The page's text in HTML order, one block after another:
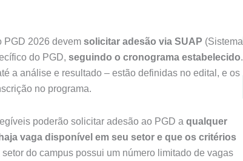
PGD 2026 devem solicitar adesão via SUAP (Sistema
do PGD, seguindo o cronograma estabelecido.
a análise e resultado – estão definidas no edital, e os
no programa.
poderão solicitar adesão ao PGD a qualquer
vaga disponível em seu setor e que os critérios
setor do campus possui um número limitado de vagas